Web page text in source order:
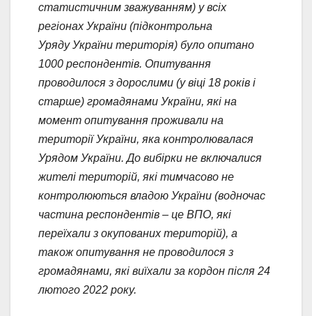
статистичним зважуванням) у всіх
регіонах України (підконтрольна
Уряду України територія) було опитано
1000 респондентів. Опитування
проводилося з дорослими (у віці 18 років і
старше) громадянами України, які на
момент опитування проживали на
території України, яка контролювалася
Урядом України. До вибірки не включалися
жителі територій, які тимчасово не
контролюються владою України (водночас
частина респондентів – це ВПО, які
переїхали з окупованих територій), а
також опитування не проводилося з
громадянами, які виїхали за кордон після 24
лютого 2022 року.